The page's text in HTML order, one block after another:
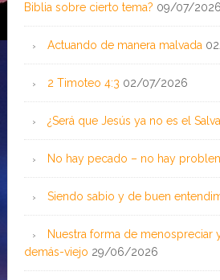
Biblia sobre cierto tema? 09/07/2026
Actuando de manera malvada
2 Timoteo 4:3 02/07/2026
¿Será que Jesús ya no es el
No hay pecado – no hay
Siendo sabio y de buen
Nuestra forma de menospreciar
demás-viejo 29/06/2026